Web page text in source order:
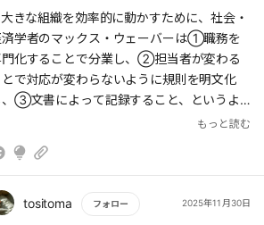
ターゲット市場を攻略するためには、一般的
は4Pのマーケティング・ツールを組み合わ
る。これは、製品(Product)、価格(Price)、
ロモーション(Promotion)、流通(Place)の略
要するに、どのような商品・サービスを、ど
くらいの価格で、どういう販売経路で売るの
、それをどう宣伝し販売促進するのか、とい
とだ
の1つである流通のチャネルについて、コ
遍的に優れているリーダーシップの特性や
イルはないということだ。ある状況では優
リーダーである人が、別の状況でもそうだ
は限らない。リーダーシップは微妙な対人関
のうえに成り立っているのだ。
っと読む
きな組織を効率的に動かすために、社会・
学者のマックス・ウェーバーは①職務を
化することで分業し、②担当者が変わる
とで対応が変わらないように規則を明文化
、③文書によって記録すること、というよ
定費が大きい製造業では操業度を上げる圧
もっと読む
tositoma フォロー 2025年11月30日